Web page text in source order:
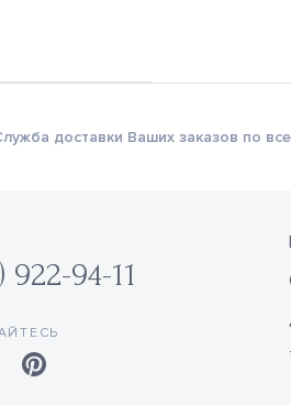
доставки Ваших заказов по
922-94-11